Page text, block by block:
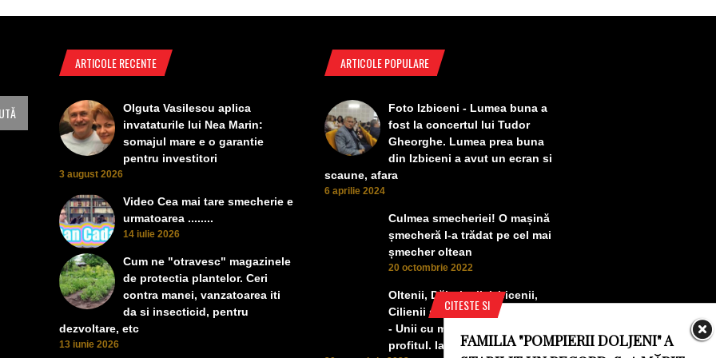
CITESTE SI
FAMILIA "POMPIERII DOLJENI" A
ARTICOLE RECENTE
Olguta Vasilescu aplica
invataturile lui Nea Marin:
somajul mare e o garantie
pentru investitori
3 august 2026
Video Cea mai tare smecherie e
urmatoarea ........
14 iulie 2026
Cum ne "otravesc" magazinele
de protectia plantelor. Ceri
contra manei, vanzatoarea iti
da si insecticid, pentru
dezvoltare, etc
13 iunie 2026
ARTICOLE POPULARE
Foto Izbiceni - Lumea buna a
fost la concertul lui Tudor
Gheorghe. Lumea prea buna
din Izbiceni a avut un ecran si
scaune, afara
6 aprilie 2024
Culmea smecheriei! O mașină
șmecheră l-a trădat pe cel mai
șmecher oltean
20 octombrie 2022
Oltenii, Dăbulenii, Izbicenii,
Cilienii s-au înfrățit cu Puchenii
- Unii cu munca, alții cu
profitul. Iată ce a ieșit!